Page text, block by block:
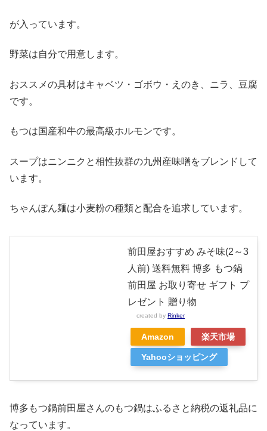
が入っています。
野菜は自分で用意します。
おススメの具材はキャベツ・ゴボウ・えのき、ニラ、豆腐
です。
もつは国産和牛の最高級ホルモンです。
スープはニンニクと相性抜群の九州産味噌をブレンドして
います。
ちゃんぽん麺は小麦粉の種類と配合を追求しています。
前田屋おすすめ みそ味(2～3
人前) 送料無料 博多 もつ鍋
前田屋 お取り寄せ ギフト プ
レゼント 贈り物
created by Rinker
Amazon 楽天市場
Yahooショッピング
博多もつ鍋前田屋さんのもつ鍋はふるさと納税の返礼品に
なっています。